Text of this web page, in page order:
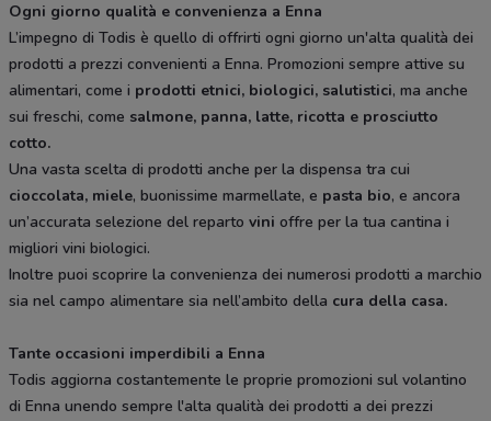
Ogni giorno qualità e convenienza a Enna
L’impegno di Todis è quello di offrirti ogni giorno un'alta qualità dei
prodotti a prezzi convenienti a Enna. Promozioni sempre attive su
alimentari, come i prodotti etnici, biologici, salutistici, ma anche
sui freschi, come salmone, panna, latte, ricotta e prosciutto
cotto.
Una vasta scelta di prodotti anche per la dispensa tra cui
cioccolata, miele, buonissime marmellate, e pasta bio, e ancora
un’accurata selezione del reparto vini offre per la tua cantina i
migliori vini biologici.
Inoltre puoi scoprire la convenienza dei numerosi prodotti a marchio
sia nel campo alimentare sia nell’ambito della cura della casa.
Tante occasioni imperdibili a Enna
Todis aggiorna costantemente le proprie promozioni sul volantino
di Enna unendo sempre l'alta qualità dei prodotti a dei prezzi